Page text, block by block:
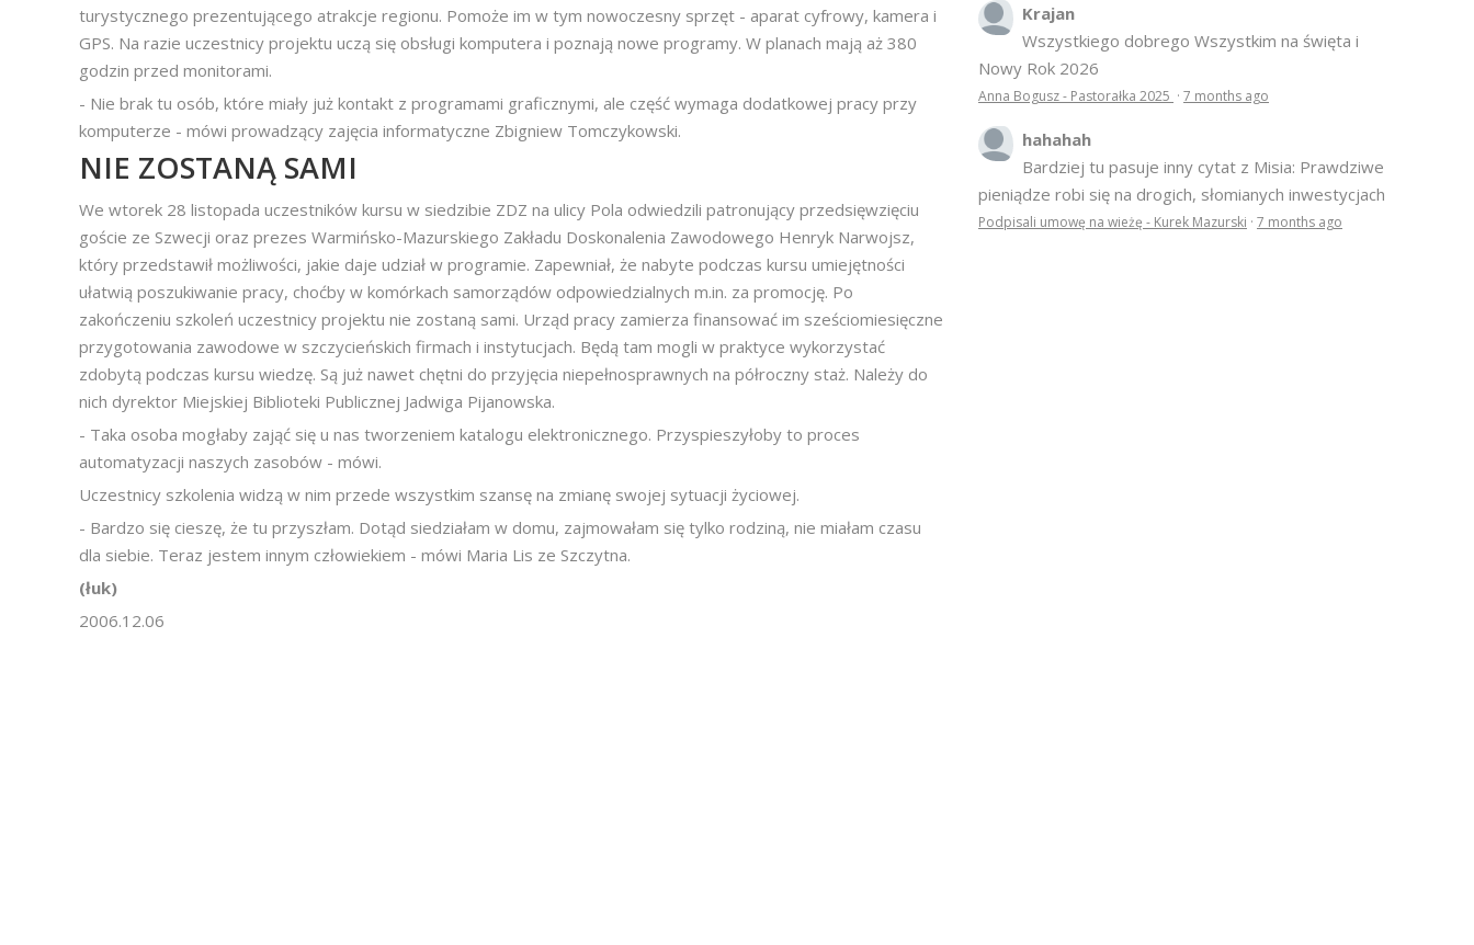
turystycznego prezentującego atrakcje regionu. Pomoże im w tym nowoczesny sprzęt - aparat cyfrowy, kamera i
GPS. Na razie uczestnicy projektu uczą się obsługi komputera i poznają nowe programy. W planach mają aż 380
godzin przed monitorami.
- Nie brak tu osób, które miały już kontakt z programami graficznymi, ale część wymaga dodatkowej pracy przy
komputerze - mówi prowadzący zajęcia informatyczne Zbigniew Tomczykowski.
NIE ZOSTANĄ SAMI
We wtorek 28 listopada uczestników kursu w siedzibie ZDZ na ulicy Pola odwiedzili patronujący przedsięwzięciu
goście ze Szwecji oraz prezes Warmińsko-Mazurskiego Zakładu Doskonalenia Zawodowego Henryk Narwojsz,
który przedstawił możliwości, jakie daje udział w programie. Zapewniał, że nabyte podczas kursu umiejętności
ułatwią poszukiwanie pracy, choćby w komórkach samorządów odpowiedzialnych m.in. za promocję. Po
zakończeniu szkoleń uczestnicy projektu nie zostaną sami. Urząd pracy zamierza finansować im sześciomiesięczne
przygotowania zawodowe w szczycieńskich firmach i instytucjach. Będą tam mogli w praktyce wykorzystać
zdobytą podczas kursu wiedzę. Są już nawet chętni do przyjęcia niepełnosprawnych na półroczny staż. Należy do
nich dyrektor Miejskiej Biblioteki Publicznej Jadwiga Pijanowska.
- Taka osoba mogłaby zająć się u nas tworzeniem katalogu elektronicznego. Przyspieszyłoby to proces
automatyzacji naszych zasobów - mówi.
Uczestnicy szkolenia widzą w nim przede wszystkim szansę na zmianę swojej sytuacji życiowej.
- Bardzo się cieszę, że tu przyszłam. Dotąd siedziałam w domu, zajmowałam się tylko rodziną, nie miałam czasu
dla siebie. Teraz jestem innym człowiekiem - mówi Maria Lis ze Szczytna.
(łuk)
2006.12.06
Krajan
Wszystkiego dobrego Wszystkim na święta i
Nowy Rok 2026
Anna Bogusz - Pastorałka 2025 · 7 months ago
hahahah
Bardziej tu pasuje inny cytat z Misia: Prawdziwe
pieniądze robi się na drogich, słomianych inwestycjach
Podpisali umowę na wieżę - Kurek Mazurski · 7 months ago